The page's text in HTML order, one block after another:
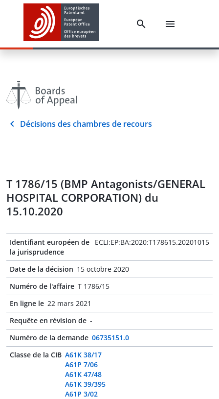
Décisions des chambres de recours
T 1786/15 (BMP Antagonists/GENERAL
HOSPITAL CORPORATION) du
15.10.2020
Identifiant européen de
la jurisprudence
ECLI:EP:BA:2020:T178615.20201015
Date de la décision 15 octobre 2020
Numéro de l'affaire T 1786/15
En ligne le 22 mars 2021
Requête en révision de -
Numéro de la demande 06735151.0
Classe de la CIB A61K 38/17
A61P 7/06
A61K 47/48
A61K 39/395
A61P 3/02